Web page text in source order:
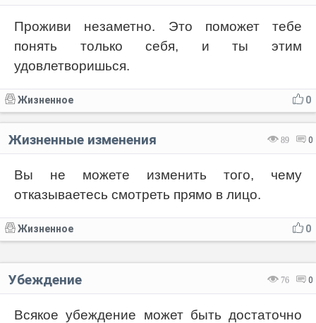
Проживи незаметно. Это поможет тебе
понять только себя, и ты этим
удовлетворишься.
0
Жизненное
89 0
Жизненные изменения
Вы не можете изменить того, чему
отказываетесь смотреть прямо в лицо.
0
Жизненное
76 0
Убеждение
Всякое убеждение может быть достаточно